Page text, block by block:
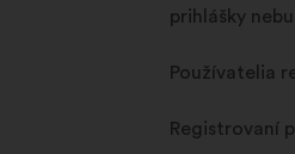
prihlášky
Používatelia
Registrovaní